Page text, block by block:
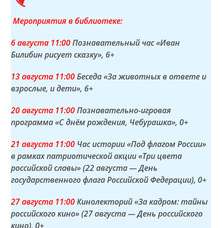
Мероприятия в библиотеке:
6 августа 11:00Познавательный час «Иван
Билибин рисует сказку», 6+
13 августа 11:00Беседа «За животных в ответе и
взрослые, и дети», 6+
20 августа 11:00Познавательно-игровая
программа «С днём рождения, Чебурашка», 0+
21 августа 11:00 Час истории «Под флагом России»
в рамках патриотической акции «Три цвета
российской славы» (22 августа — День
государственного флага Российской Федерации), 0+
27 августа 11:00Кинолекторий «За кадром: тайны
российского кино» (27 августа — День российского
кино), 0+